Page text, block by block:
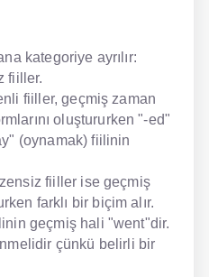
kategoriye ayrılır:
fiiller.
fiiller, geçmiş zaman
oluştururken "-ed"
(oynamak) fiilinin
fiiller ise geçmiş
farklı bir biçim alır.
geçmiş hali "went"dir.
çünkü belirli bir